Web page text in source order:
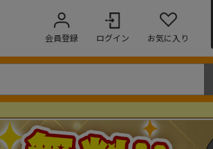
会員登録 ログイン お気に入り